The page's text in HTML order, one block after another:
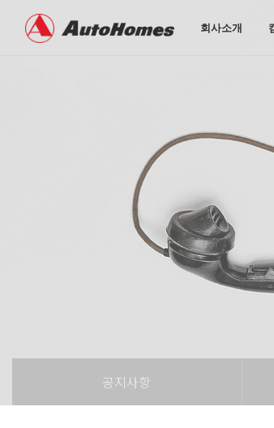
회사소개
공지사항